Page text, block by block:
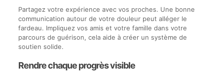
Partagez votre expérience avec vos proches. Une bonne
communication autour de votre douleur peut alléger le
fardeau. Impliquez vos amis et votre famille dans votre
parcours de guérison, cela aide à créer un système de
soutien solide.
Rendre chaque progrès visible